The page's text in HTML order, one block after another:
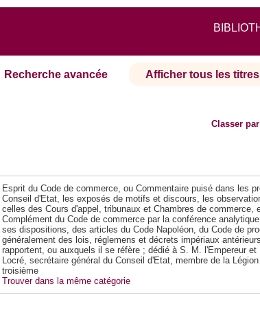
Recherche avancée Afficher tous les titres
Classer
Esprit du Code de commerce, ou Commentaire puisé dans les
Conseil d'Etat, les exposés de motifs et discours, les
celles des Cours d'appel, tribunaux et Chambres de commerce,
Complément du Code de commerce par la conférence
ses dispositions, des articles du Code Napoléon, du Code de
généralement des lois, réglemens et décrets impériaux
rapportent, ou auxquels il se réfère ; dédié à S. M. l'Empereur et
Locré, secrétaire général du Conseil d'Etat, membre de la
troisième
Trouver dans la même catégorie